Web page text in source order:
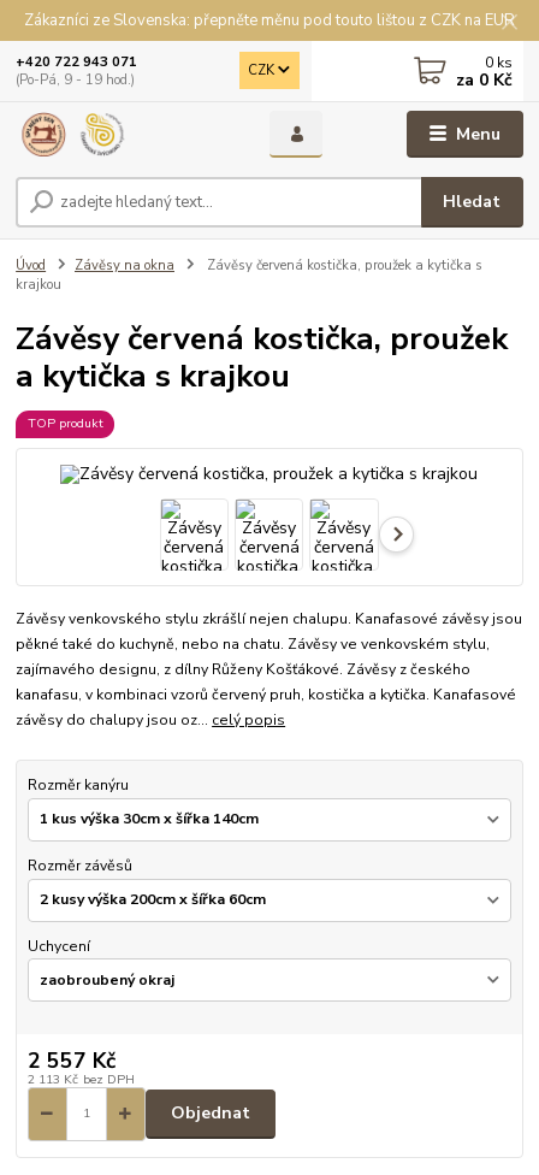
Zákazníci ze Slovenska: přepněte měnu pod touto lištou z CZK na EUR
Menu
CZK
Hledat
+420 722 943 071
(Po-Pá, 9 - 19 hod.)
0 ks
za 0 Kč
Úvod Závěsy na okna
Závěsy červená kostička, proužek a kytička s
krajkou
Závěsy červená kostička, proužek
a kytička s krajkou
TOP produkt
Závěsy venkovského stylu zkrášlí nejen chalupu. Kanafasové závěsy jsou
pěkné také do kuchyně, nebo na chatu. Závěsy ve venkovském stylu,
zajímavého designu, z dílny Růženy Košťákové. Závěsy z českého
kanafasu, v kombinaci vzorů červený pruh, kostička a kytička. Kanafasové
závěsy do chalupy jsou oz... celý popis
Rozměr kanýru
Rozměr závěsů
Uchycení
2 557 Kč
2 113 Kč bez DPH
Objednat